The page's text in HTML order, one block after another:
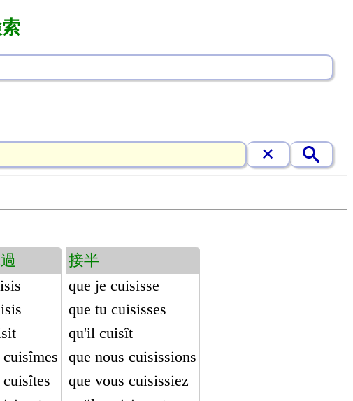
cuisîmes
接半
que je cuisisse
que tu cuisisses
qu'il cuisît
que nous cuisissions
que vous cuisissiez